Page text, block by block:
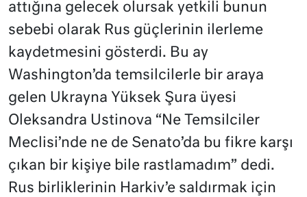
attığına gelecek olursak yetkili bunun
sebebi olarak Rus güçlerinin ilerleme
kaydetmesini gösterdi. Bu ay
Washington’da temsilcilerle bir araya
gelen Ukrayna Yüksek Şura üyesi
Oleksandra Ustinova “Ne Temsilciler
Meclisi’nde ne de Senato’da bu fikre karşı
çıkan bir kişiye bile rastlamadım” dedi.
Rus birliklerinin Harkiv’e saldırmak için